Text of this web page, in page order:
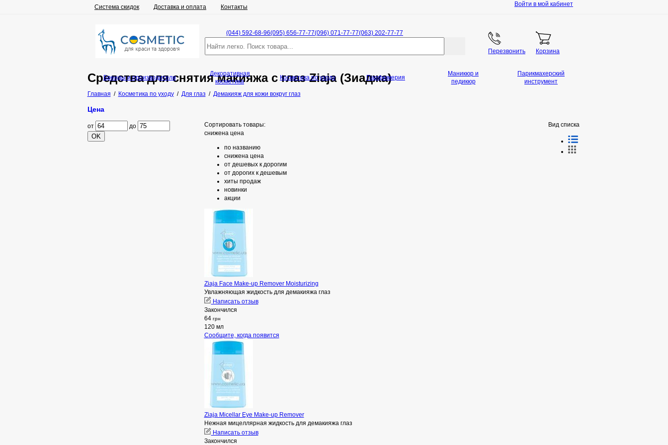
Система скидок Доставка и оплата Контакты Войти в мой кабинет
(044) 592-68-96(095) 656-77-77(096) 071-77-77(063) 202-77-77
Перезвонить Корзина
Средства для снятия макияжа с глаз Ziaja (Зиаджа)
Главная / Косметика по уходу/ Для глаз / Демакияж для кожи вокруг глаз
Вид списка
Сортировать товары:
снижена цена
по названию
снижена цена
от дешевых к дорогим
от дорогих к дешевым
хиты продаж
новинки
акции
Ziaja Face Make-up Remover Moisturizing
Увлажняющая жидкость для демакияжа глаз
Написать отзыв
Закончился
64 грн
120 мл
Сообщите, когда появится
Ziaja Micellar Eye Make-up Remover
Нежная мицеллярная жидкость для демакияжа глаз
Написать отзыв
Закончился
Бренды и производители
Декоративная
косметика
Косметика по уходу Парфюмерия
Маникюр и
педикюр
Парикмахерский
инструмент
Цена
от до
OK